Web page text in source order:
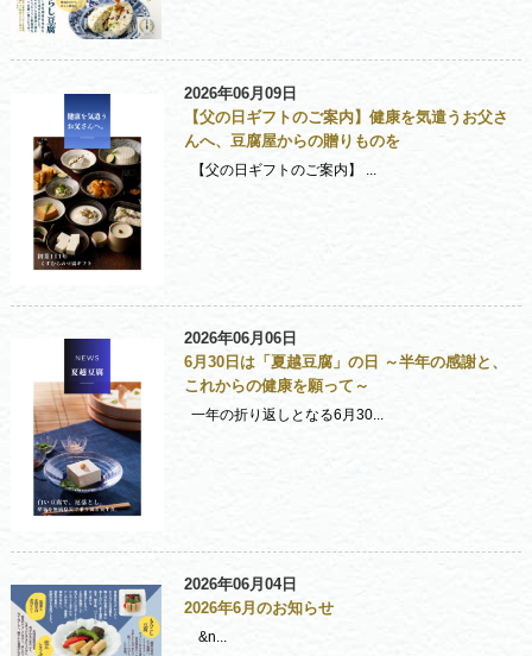
2026年06月09日
【父の日ギフトのご案内】健康を気遣うお父さ
んへ、豆腐屋からの贈りものを
【父の日ギフトのご案内】 ...
2026年06月06日
6月30日は「夏越豆腐」の日 ～半年の感謝と、
これからの健康を願って～
一年の折り返しとなる6月30...
2026年06月04日
2026年6月のお知らせ
&n...